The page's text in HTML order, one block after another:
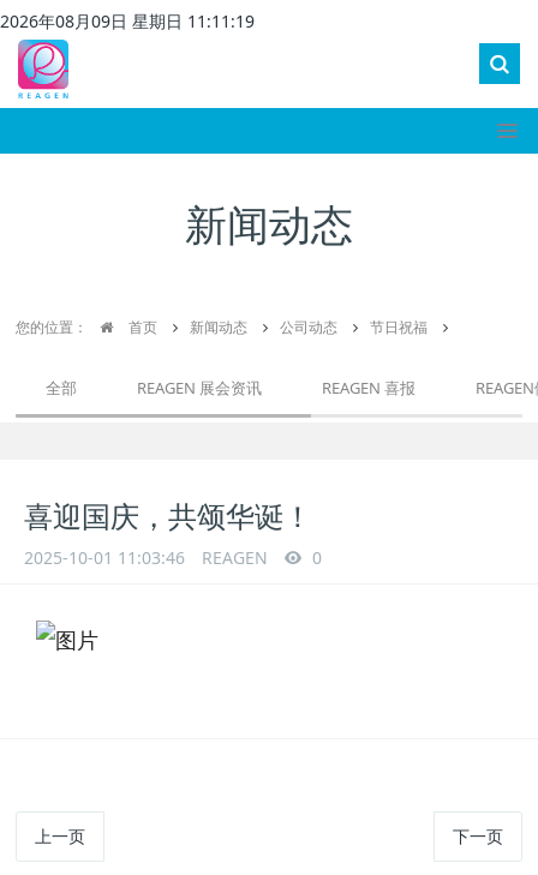
2026年08月09日 星期日 11 :11 :19
新闻动态
您的位置： 首页 新闻动态 公司动态 节日祝福
全部 REAGEN 展会资讯 REAGEN 喜报
喜迎国庆，共颂华诞！
2025-10-01 11:03:46 REAGEN 0
上一页 下一页